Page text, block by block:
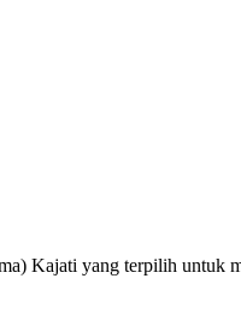
Kajati yang terpilih untuk